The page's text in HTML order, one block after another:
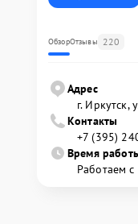
ОбзорОтзывы 220
Адрес
г. Иркутск,
Контакты
+7 (395)
Время
Работаем